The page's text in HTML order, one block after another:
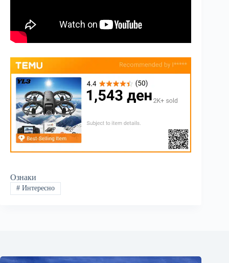
Ознаки
#Интересно